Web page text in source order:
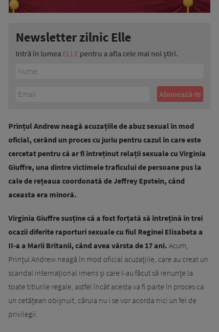
Newsletter zilnic Elle
Intră în lumea ELLE pentru a afla cele mai noi știri.
Prințul Andrew neagă acuzațiile de abuz sexual în mod
oficial, cerând un proces cu juriu pentru cazul în care este
cercetat pentru că ar fi întreținut relații sexuale cu Virginia
Giuffre, una dintre victimele traficului de persoane pus la
cale de rețeaua coordonată de Jeffrey Epstein, când
aceasta era minoră.
Virginia Giuffre susține că a fost forțată să întrețină în trei
ocazii diferite raporturi sexuale cu fiul Reginei Elisabeta a
II-a a Marii Britanii, când avea vârsta de 17 ani. Acum,
Prințul Andrew neagă în mod oficial acuzațiile, care au creat un
scandal internațional imens și care l-au făcut să renunțe la
toate titlurile regale, astfel încât acesta va fi parte în proces ca
un cetățean obișnuit, căruia nu i se vor acorda nici un fel de
privilegii.